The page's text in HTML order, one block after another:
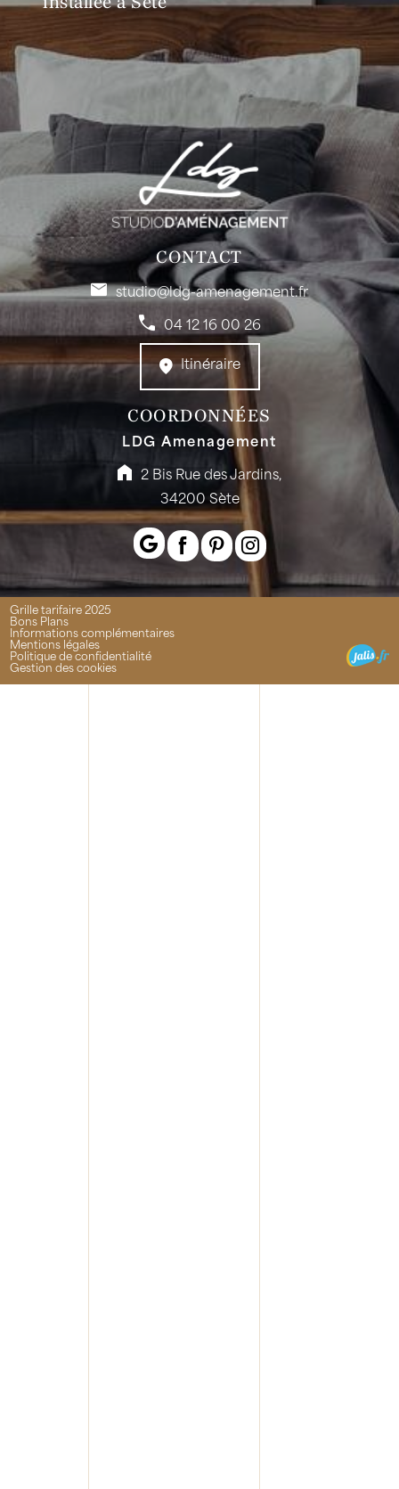
installée à Sète
CONTACT
studio@ldg-amenagement.fr
04 12 16 00 26
Itinéraire
COORDONNÉES
LDG Amenagement
2 Bis Rue des Jardins,
34200 Sète
Grille tarifaire 2025
Bons Plans
Informations complémentaires
Mentions légales
Politique de confidentialité
Gestion des cookies